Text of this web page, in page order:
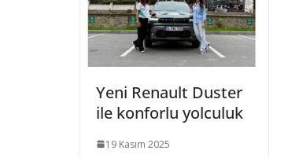
Yeni Renault Duster
ile konforlu yolculuk
19 Kasım 2025